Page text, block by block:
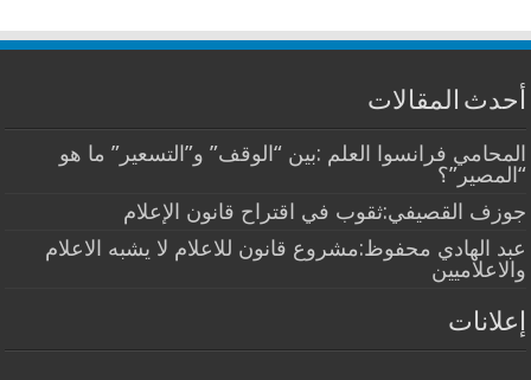
أحدث المقالات
المحامي فرانسوا العلم :بين “الوقف” و”التسعير” ما هو
“المصير”؟
جوزف القصيفي:ثقوب في اقتراح قانون الإعلام
عبد الهادي محفوظ:مشروع قانون للاعلام لا يشبه الاعلام
والاعلاميين
إعلانات